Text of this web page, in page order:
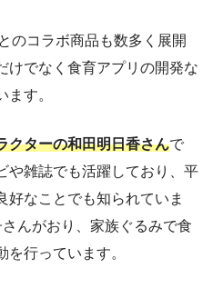
のコラボ商品も数多く展開
けでなく食育アプリの開発な
す。
クターの和田明日香さんで
や雑誌でも活躍しており、平
好なことでも知られていま
んがおり、家族ぐるみで食
行っています。